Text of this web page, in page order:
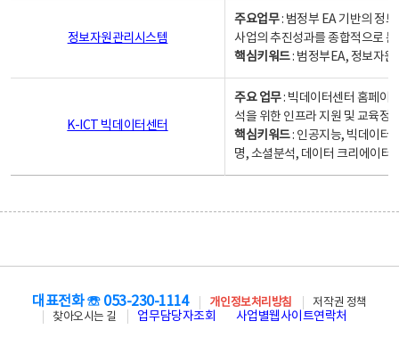
정보자원관리시스템
주요업무: 범정부 EA 기반의 정
사업의 추진성과를 종합적으로
핵심키워드: 범정부EA, 정보자
K-ICT 빅데이터센터
주요 업무: 빅데이터센터 홈페이
석을 위한 인프라 지원 및 교육정
핵심키워드: 인공지능, 빅데이터,
명, 소셜분석, 데이터 크리에이터
대표전화 ☏ 053-230-1114 개인정보처리방침
저작권 정책
찾아오시는 길
업무담당자조회 사업별웹사이트연락처